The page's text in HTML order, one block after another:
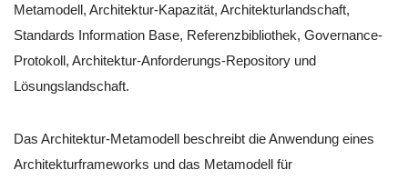
Metamodell, Architektur-Kapazität, Architekturlandschaft,
Standards Information Base, Referenzbibliothek, Governance-
Protokoll, Architektur-Anforderungs-Repository und
Lösungslandschaft.
Das Architektur-Metamodell beschreibt die Anwendung eines
Architekturframeworks und das Metamodell für